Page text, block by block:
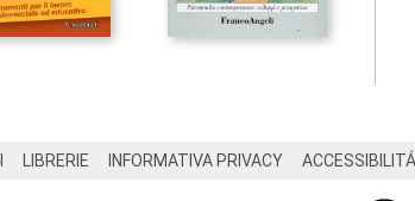
LIBRERIE INFORMATIVA PRIVACY ACCESSIBILITÁ